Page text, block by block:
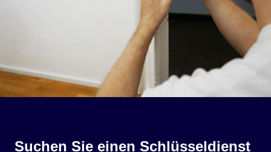
Suchen Sie einen Schlüsseldienst